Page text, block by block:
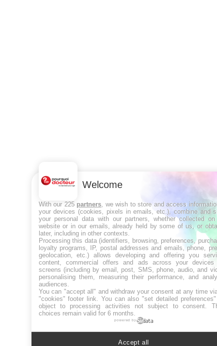
Welcome
With our 225 partners , we wish to store and access
your devices (cookies, pixels in emails, etc.), combine and
your personal data with our partners, whether collected
website or in our emails, already held by some of us, or
later, including in other contexts.
Processing this data (identifiers, browsing, preferences,
loyalty programs, IP, postal addresses and emails, phone,
geolocation, etc.) allows developing and offering you
content, commercial offers and ads across your devices
screens (including by email, post, SMS, phone, audio, and
personalising them, measuring their performance, and
audiences.
You can "accept all" and withdraw your consent at any time
"cookies" footer link . You can also "set detailed
object to processing activities not subject to consent.
choices remain valid for 6 months.
powered by
Accept all